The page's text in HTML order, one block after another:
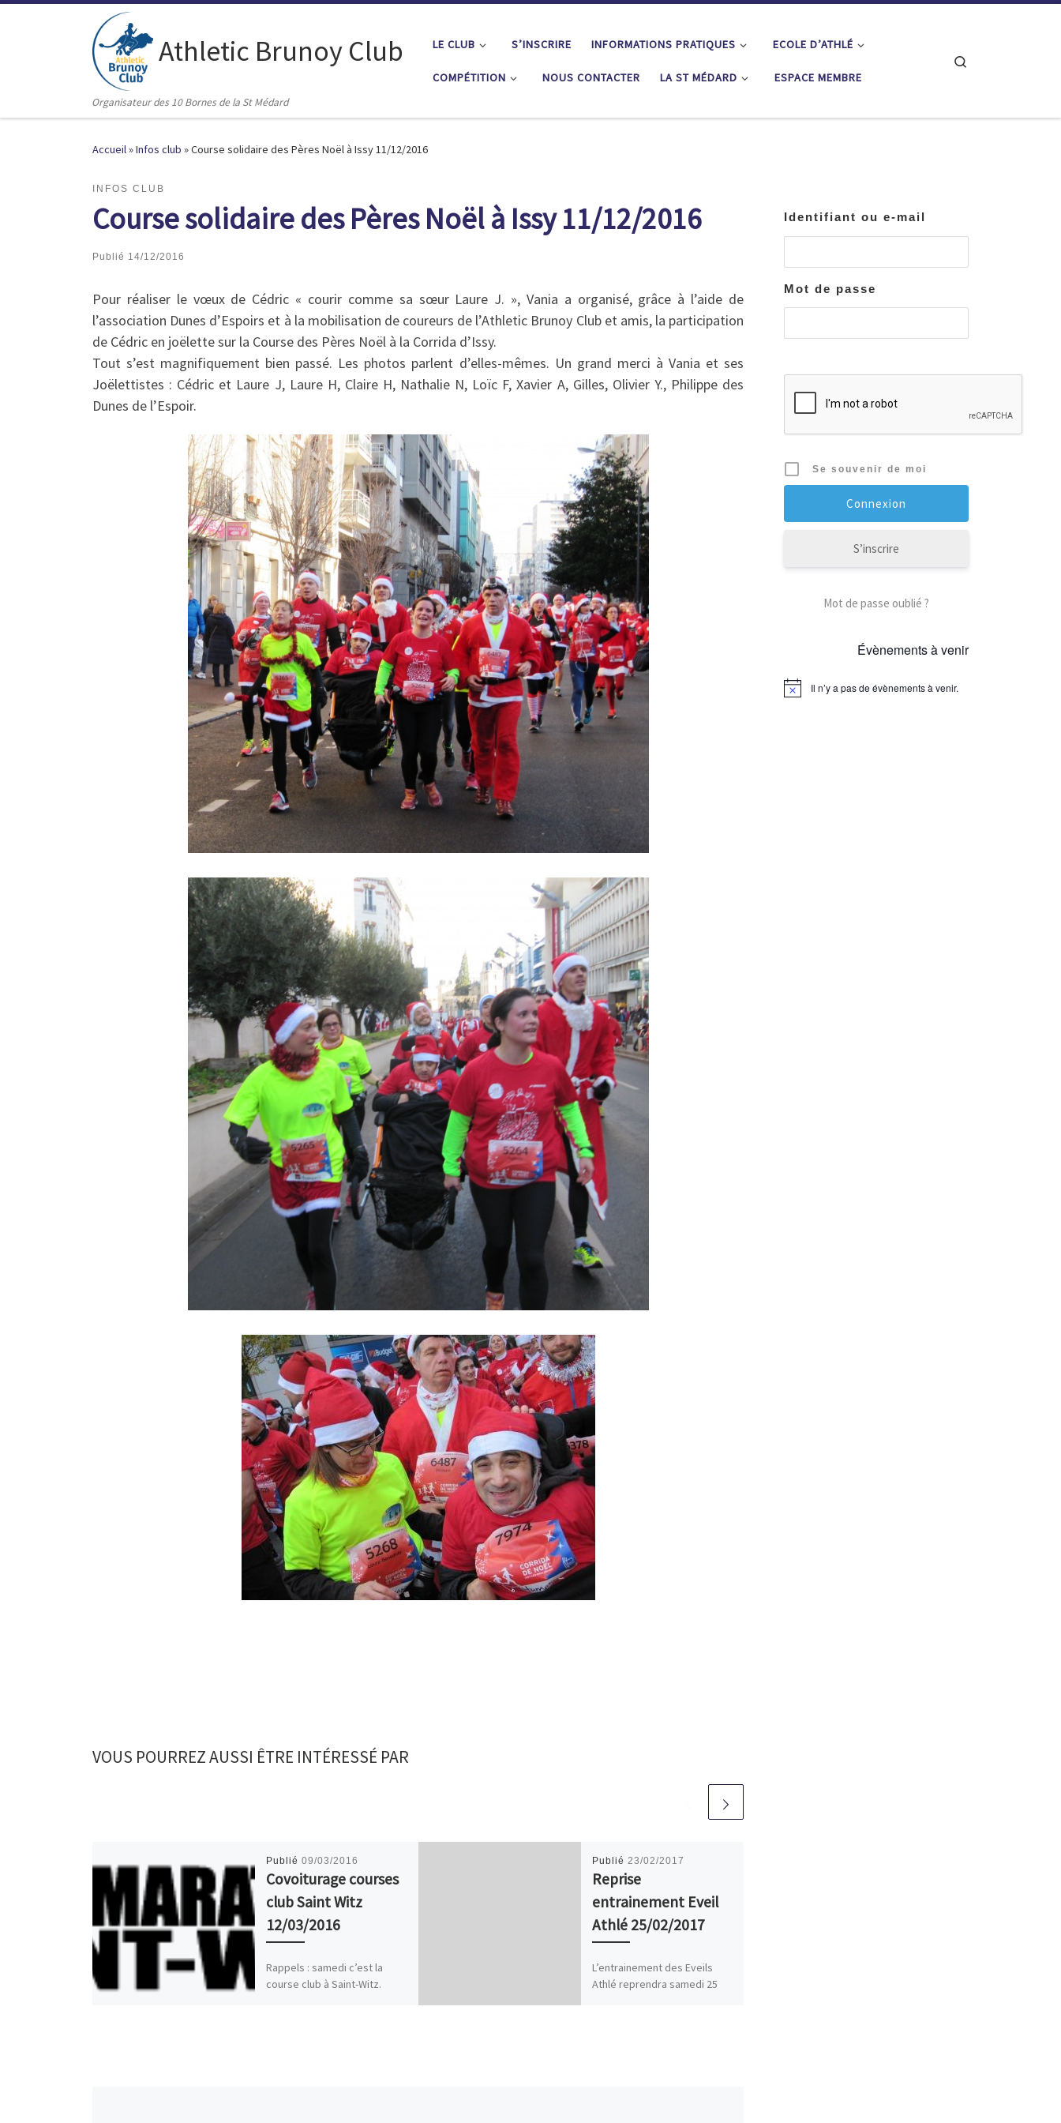
Passer au contenu
Athletic Brunoy Club
Organisateur des 10 Bornes de la St Médard
LE CLUB S’INSCRIRE INFORMATIONS PRATIQUES ECOLE D’ATHLÉ
COMPÉTITION NOUS CONTACTER LA ST MÉDARD ESPACE MEMBRE
Accueil»Infos club »Course solidaire des Pères Noël à Issy 11/12/2016
INFOS CLUB
Course solidaire des Pères Noël à Issy 11/12/2016
Publié 14/12/2016
Pour réaliser le vœux de Cédric « courir comme sa sœur Laure J. », Vania a organisé, grâce à l’aide de
l’association Dunes d’Espoirs et à la mobilisation de coureurs de l’Athletic Brunoy Club et amis, la participation
de Cédric en joëlette sur la Course des Pères Noël à la Corrida d’Issy.
Tout s’est magnifiquement bien passé. Les photos parlent d’elles-mêmes. Un grand merci à Vania et ses
Joëlettistes : Cédric et Laure J, Laure H, Claire H, Nathalie N, Loïc F, Xavier A, Gilles, Olivier Y., Philippe des
Dunes de l’Espoir.
VOUS POURREZ AUSSI ÊTRE INTÉRESSÉ PAR
Publié09/03/2016
Covoiturage courses
club Saint Witz
12/03/2016
Rappels : samedi c’est la
course club à Saint-Witz.
Publié 23/02/2017
Reprise
entrainement Eveil
Athlé 25/02/2017
L’entrainement des Eveils
Athlé reprendra samedi 25
Identifiant ou e-mail
Mot de passe
Se souvenir de moi
S’inscrire
Mot de passe oublié ?
Évènements à venir
Il n’y a pas de évènements à venir.